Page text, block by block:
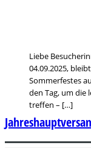
Liebe
04.09.2025,
Sommerfestes
den Tag, um die
treffen – […]